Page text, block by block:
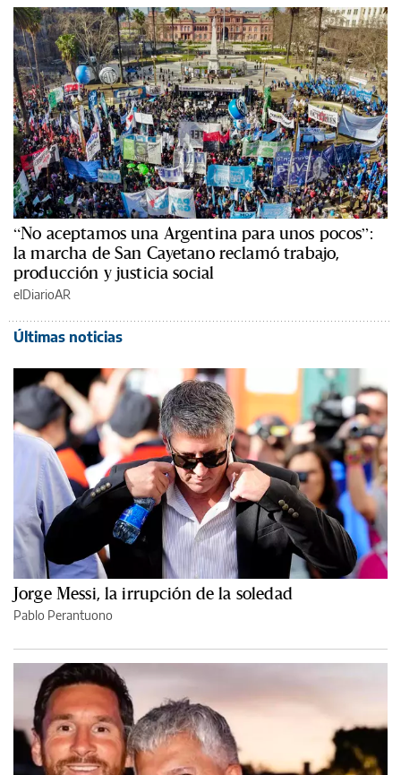
“No aceptamos una Argentina para unos pocos”:
la marcha de San Cayetano reclamó trabajo,
producción y justicia social
elDiarioAR
Últimas noticias
Jorge Messi, la irrupción de la soledad
Pablo Perantuono